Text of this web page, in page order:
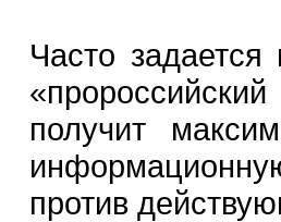
Часто
получит
против